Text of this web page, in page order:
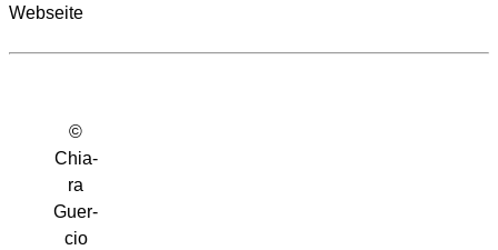
Webseite
©
Chia­
ra
Guer­
cio